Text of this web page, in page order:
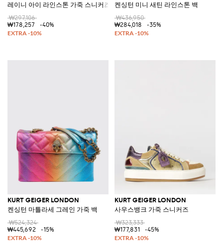
레이니 아이 라인스톤 가죽 스니커즈
₩297,106
₩178,257
-40%
켄싱턴 미니 새틴 라인스톤 백
₩436,950
₩284,018
-35%
KURT GEIGER LONDON
켄싱턴 마틀라세 그레인 가죽 백
₩524,324
₩445,692
-15%
KURT GEIGER LONDON
사우스뱅크 가죽 스니커즈
₩323,333
₩177,831
-45%